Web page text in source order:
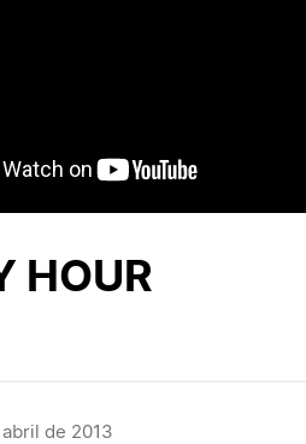
HOUR
de 2013